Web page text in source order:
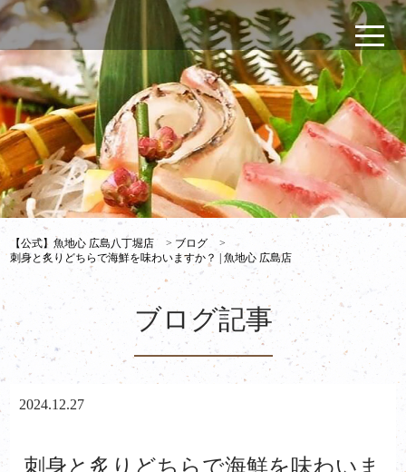
【公式】魚地心 広島八丁堀店 > ブログ
>
刺身と炙りどちらで海鮮を味わいますか？ | 魚地心 広島店
ブログ記事
2024.12.27
刺身と炙りどちらで海鮮を味わいま